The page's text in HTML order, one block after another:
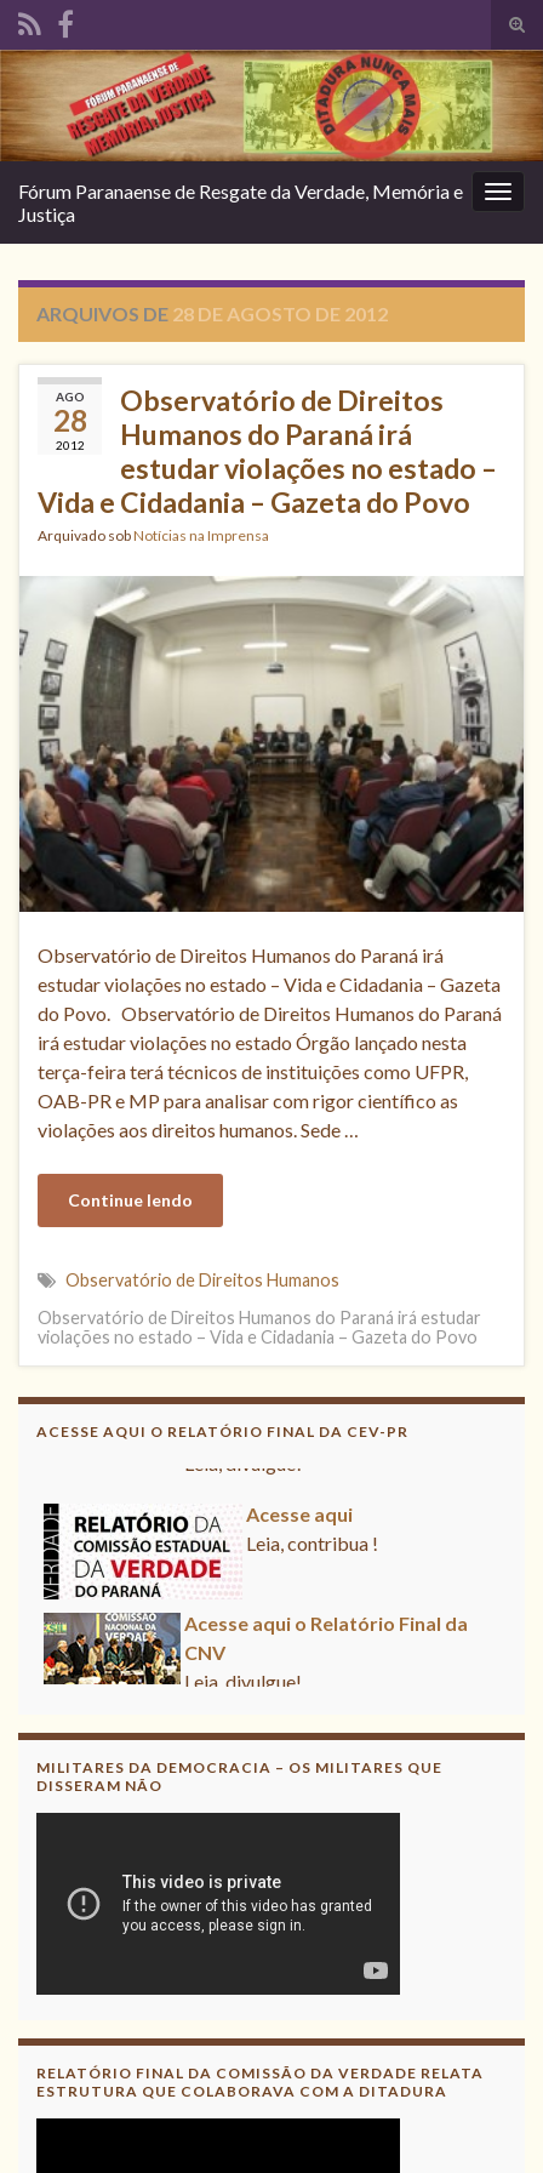
de
Search for:
Fórum Paranaense de Resgate da Verdade, Memória e
Justiça
ARQUIVOS DE 28 DE AGOSTO DE 2012
AGO
28
2012
Observatório de Direitos
Humanos do Paraná irá
estudar violações no estado –
Vida e Cidadania – Gazeta do Povo
Arquivado sobNotícias na Imprensa
Observatório de Direitos Humanos do Paraná irá
estudar violações no estado – Vida e Cidadania – Gazeta
do Povo. Observatório de Direitos Humanos do Paraná
irá estudar violações no estado Órgão lançado nesta
terça-feira terá técnicos de instituições como UFPR,
OAB-PR e MP para analisar com rigor científico as
violações aos direitos humanos. Sede …
Continue lendo
Observatório de Direitos Humanos
Observatório de Direitos Humanos do Paraná irá estudar
violações no estado – Vida e Cidadania – Gazeta do Povo
ACESSE AQUI O RELATÓRIO FINAL DA CEV-PR
Acesse aqui o Relatório Final da
CNV
Leia, contribua !
MILITARES DA DEMOCRACIA – OS MILITARES QUE
DISSERAM NÃO
RELATÓRIO FINAL DA COMISSÃO DA VERDADE RELATA
ESTRUTURA QUE COLABORAVA COM A DITADURA